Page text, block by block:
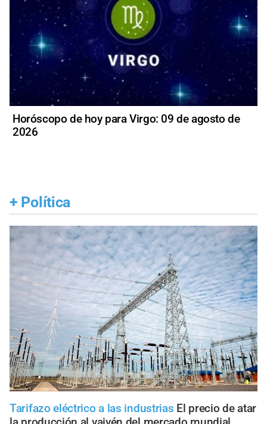
Horóscopo de hoy para Virgo: 09 de agosto de
2026
+ Política
Tarifazo eléctrico a las industrias El precio de atar